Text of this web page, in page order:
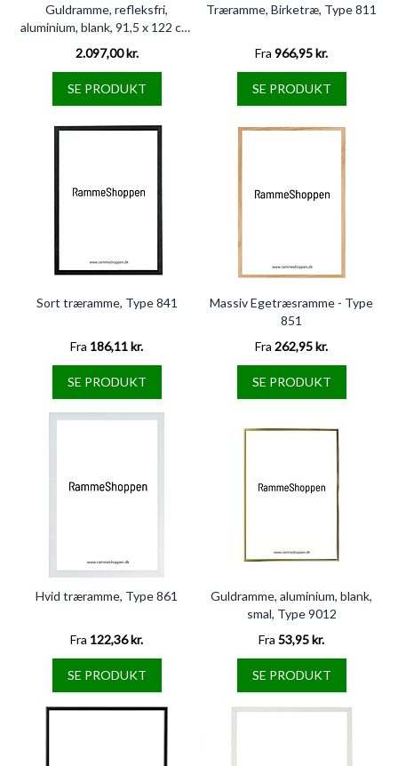
Guldramme, refleksfri,
aluminium, blank, 91,5 x 122 cm,
Type 9012
2.097,00 kr.
SE PRODUKT
Træramme, Birketræ, Type 811
Fra 966,95 kr.
SE PRODUKT
Sort træramme, Type 841
Fra 186,11 kr.
SE PRODUKT
Massiv Egetræsramme - Type
851
Fra 262,95 kr.
SE PRODUKT
Hvid træramme, Type 861
Fra 122,36 kr.
SE PRODUKT
Guldramme, aluminium, blank,
smal, Type 9012
Fra 53,95 kr.
SE PRODUKT